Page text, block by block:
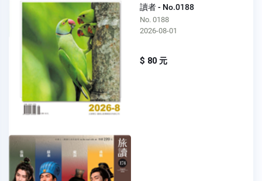
讀者 - No.0188
No. 0188
2026-08-01
$ 80 元